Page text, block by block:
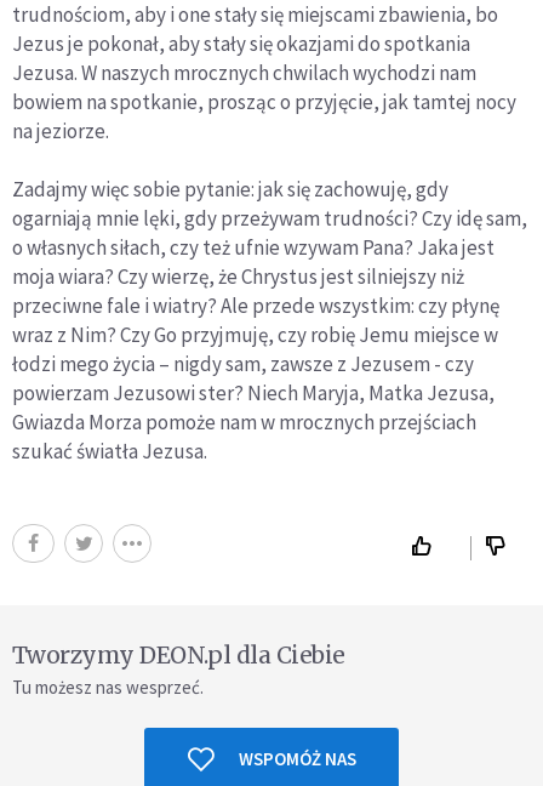
trudnościom, aby i one stały się miejscami zbawienia, bo
Jezus je pokonał, aby stały się okazjami do spotkania
Jezusa. W naszych mrocznych chwilach wychodzi nam
bowiem na spotkanie, prosząc o przyjęcie, jak tamtej nocy
na jeziorze.
Zadajmy więc sobie pytanie: jak się zachowuję, gdy
ogarniają mnie lęki, gdy przeżywam trudności? Czy idę sam,
o własnych siłach, czy też ufnie wzywam Pana? Jaka jest
moja wiara? Czy wierzę, że Chrystus jest silniejszy niż
przeciwne fale i wiatry? Ale przede wszystkim: czy płynę
wraz z Nim? Czy Go przyjmuję, czy robię Jemu miejsce w
łodzi mego życia – nigdy sam, zawsze z Jezusem - czy
powierzam Jezusowi ster? Niech Maryja, Matka Jezusa,
Gwiazda Morza pomoże nam w mrocznych przejściach
szukać światła Jezusa.
Tworzymy DEON.pl dla Ciebie
Tu możesz nas wesprzeć.
WSPOMÓŻ NAS